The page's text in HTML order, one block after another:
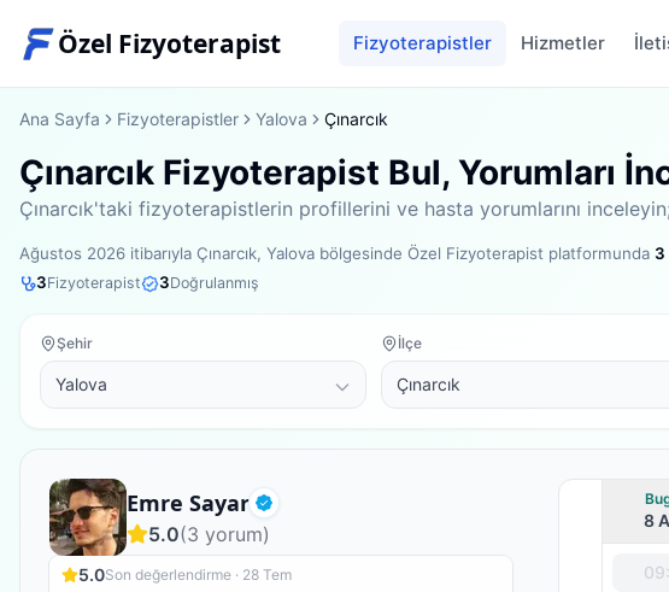
Özel Fizyoterapist Fizyoterapistler Hizmetler
Ana Sayfa Fizyoterapistler Yalova Çınarcık
Çınarcık Fizyoterapist Bul, Yorumları
Çınarcık'taki fizyoterapistlerin profillerini ve hasta yorumlarını
Ağustos 2026 itibarıyla Çınarcık, Yalova bölgesinde Özel Fizyoterapist platformunda 3
3Fizyoterapist 3Doğrulanmış
Şehir İlçe
Emre Sayar Doğrulanmış
Fizyoterapist
5.0(3 yorum)
5.0Son değerlendirme · 28 Tem
8